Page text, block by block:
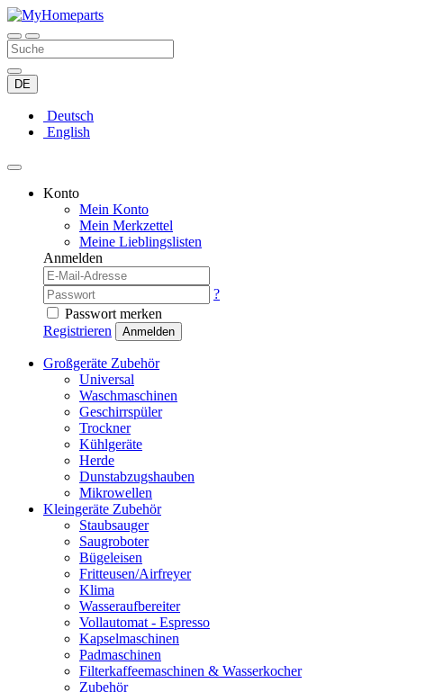
DE
Deutsch
English
Konto
Mein Konto
Mein Merkzettel
Meine Lieblingslisten
Anmelden
?
Passwort merken
Registrieren
Anmelden
Großgeräte Zubehör
Universal
Waschmaschinen
Geschirrspüler
Trockner
Kühlgeräte
Herde
Dunstabzugshauben
Mikrowellen
Kleingeräte Zubehör
Staubsauger
Saugroboter
Bügeleisen
Fritteusen/Airfreyer
Klima
Wasseraufbereiter
Vollautomat - Espresso
Kapselmaschinen
Padmaschinen
Filterkaffeemaschinen & Wasserkocher
Zubehör